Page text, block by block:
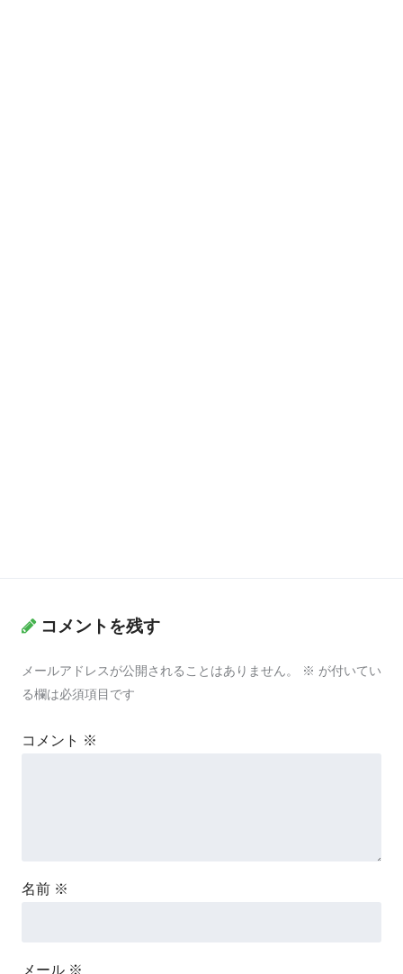
コメントを残す
メールアドレスが公開されることはありません。 ※ が付いてい
る欄は必須項目です
コメント ※
名前 ※
メール ※